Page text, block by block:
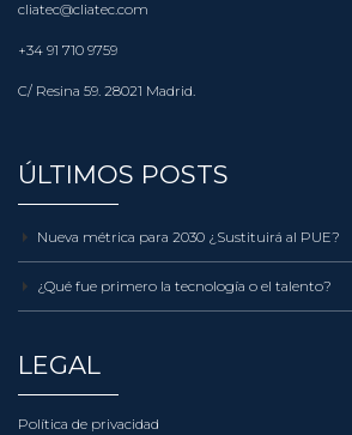
cliatec@cliatec.com
+34 91 710 9759
C/ Resina 59. 28021 Madrid.
ÚLTIMOS POSTS
Nueva métrica para 2030 ¿Sustituirá al PUE?
¿Qué fue primero la tecnología o el talento?
LEGAL
Política de privacidad